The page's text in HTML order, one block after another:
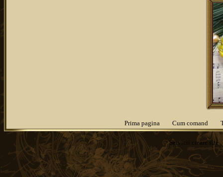
Prima pagina Cum comand
Servicii creare site